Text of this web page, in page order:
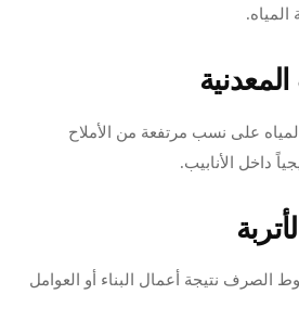
على نسب مرتفعة من الأملاح
داخل الأنابيب.
الصرف نتيجة أعمال البناء أو العوامل